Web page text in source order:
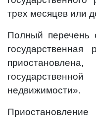
трех месяцев или
Полный перечень
недвижимости».